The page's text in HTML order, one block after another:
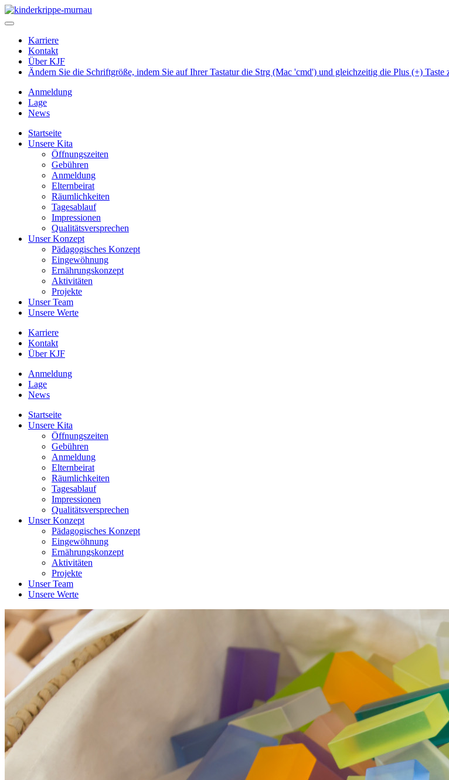
Karriere
Kontakt
Über KJF
Ändern Sie die Schriftgröße, indem Sie auf Ihrer Tastatur die Strg (Mac 'cmd') und gleichzeitig die Plus (+) Taste
Anmeldung
Lage
News
Startseite
Unsere Kita
Öffnungszeiten
Gebühren
Anmeldung
Elternbeirat
Räumlichkeiten
Tagesablauf
Impressionen
Qualitätsversprechen
Unser Konzept
Pädagogisches Konzept
Eingewöhnung
Ernährungskonzept
Aktivitäten
Projekte
Unser Team
Unsere Werte
Karriere
Kontakt
Über KJF
Anmeldung
Lage
News
Startseite
Unsere Kita
Öffnungszeiten
Gebühren
Anmeldung
Elternbeirat
Räumlichkeiten
Tagesablauf
Impressionen
Qualitätsversprechen
Unser Konzept
Pädagogisches Konzept
Eingewöhnung
Ernährungskonzept
Aktivitäten
Projekte
Unser Team
Unsere Werte